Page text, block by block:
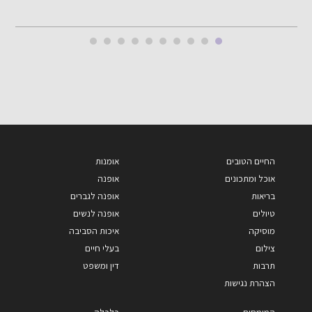
החיים הטובים
אוכל ומתכונים
בריאות
טיולים
מוסיקה
צילום
תרבות
הצהרת נגישות
אומנות
אופנה
אופנה לגברים
אופנה לנשים
איכות הסביבה
בעלי חיים
דין ומשפט